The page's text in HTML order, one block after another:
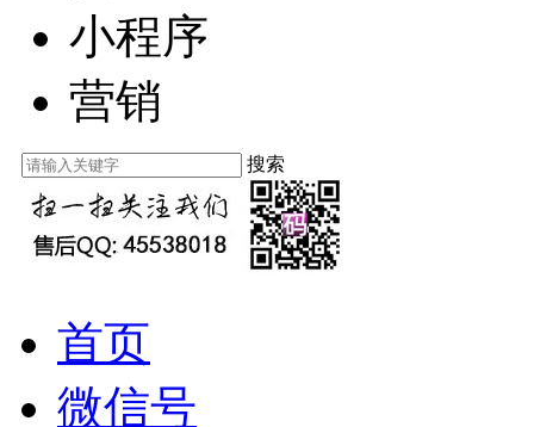
小程序
营销
搜索
首页
微信号